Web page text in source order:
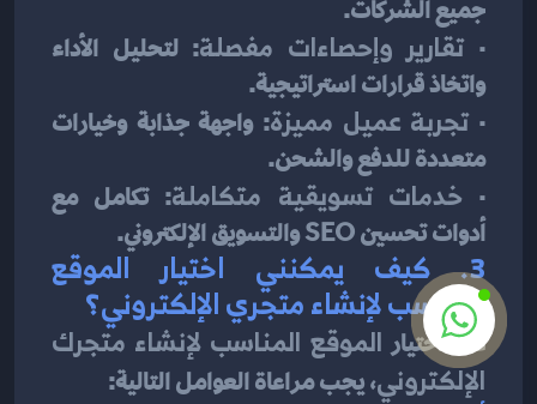
جميع الشركات.
· تقارير وإحصاءات مفصلة
واتخاذ قرارات استراتيجية.
· تجربة عميل مميزة
متعددة للدفع والشحن.
· خدمات تسويقية متكاملة
أدوات تحسين SEO والتسويق الإلكتروني.
المناسب لإنشاء متجري الإلكتروني؟
عند اختيار
الإلكتروني، يجب مراعاة العوامل التالية: